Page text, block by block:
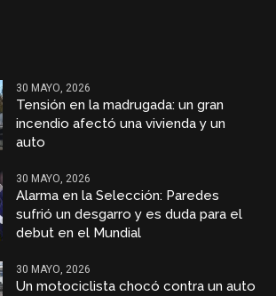
30 MAYO, 2026
Tensión en la madrugada: un gran
incendio afectó una vivienda y un
auto
30 MAYO, 2026
Alarma en la Selección: Paredes
sufrió un desgarro y es duda para el
debut en el Mundial
30 MAYO, 2026
Un motociclista chocó contra un auto